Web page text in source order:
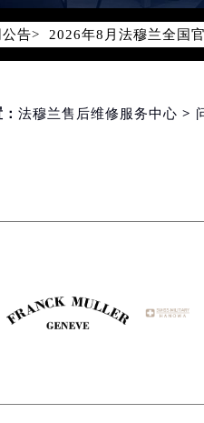
告>
2026年8月法穆兰全国
法穆兰官方全国统一服
2026年8月法穆兰售后
北京市东城区东长安街
上海市徐汇区虹桥路3
扬州市邗江区国展路
盐城市盐都区世纪大
泰州市海陵区永定东
法穆兰售后维修服务中心 >